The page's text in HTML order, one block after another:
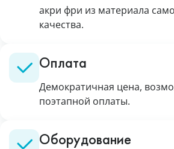
акри фри из материала
качества.
Оплата
Демократичная цена,
поэтапной оплаты.
Оборудование